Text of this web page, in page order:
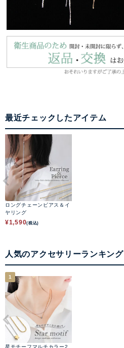
最近チェックしたアイテム
ロングチェーンピアス＆イ
ヤリング
¥1,590(税込)
人気のアクセサリーランキング
1
星モチーフマルチカラー2